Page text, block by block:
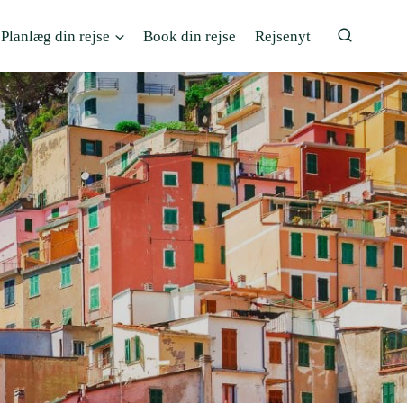
Planlæg din rejse Book din rejse Rejsenyt